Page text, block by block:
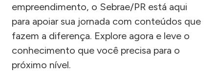
empreendimento, o Sebrae/PR está aqui
para apoiar sua jornada com conteúdos que
fazem a diferença. Explore agora e leve o
conhecimento que você precisa para o
próximo nível.